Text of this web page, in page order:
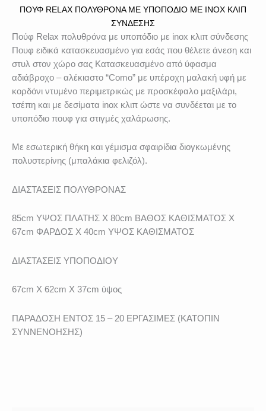
ΠΟΎΦ RELAX ΠΟΛΥΘΡΌΝΑ ΜΕ ΥΠΟΠΌΔΙΟ ΜΕ INOX ΚΛΙΠ
ΣΎΝΔΕΣΗΣ
Πούφ Relax πολυθρόνα με υποπόδιο με inox κλιπ σύνδεσης
Πουφ ειδικά κατασκευασμένο για εσάς που θέλετε άνεση και
στυλ στον χώρο σας Κατασκευασμένο από ύφασμα
αδιάβροχο – αλέκιαστο “Como” με υπέροχη μαλακή υφή με
κορδόνι ντυμένο περιμετρικώς με προσκέφαλο μαξιλάρι,
τσέπη και με δεσίματα inox κλιπ ώστε να συνδέεται με το
υποπόδιο πουφ για στιγμές χαλάρωσης.
Με εσωτερική θήκη και γέμισμα σφαιρίδια διογκωμένης
πολυστερίνης (μπαλάκια φελιζόλ).
ΔΙΑΣΤΑΣΕΙΣ ΠΟΛΥΘΡΟΝΑΣ
85cm ΥΨΟΣ ΠΛΑΤΗΣ X 80cm ΒΑΘΟΣ ΚΑΘΙΣΜΑΤΟΣ X
67cm ΦΑΡΔΟΣ X 40cm ΥΨΟΣ ΚΑΘΙΣΜΑΤΟΣ
ΔΙΑΣΤΑΣΕΙΣ ΥΠΟΠΟΔΙΟΥ
67cm X 62cm X 37cm ύψος
ΠΑΡΑΔΟΣΗ ΕΝΤΟΣ 15 – 20 ΕΡΓΑΣΙΜΕΣ (ΚΑΤΟΠΙΝ
ΣΥΝΝΕΝΟΗΣΗΣ)